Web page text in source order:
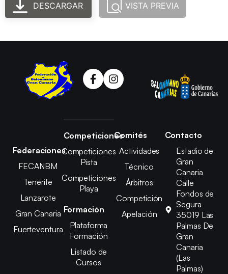
DESCARGAR VISTA PREVIA
Federaciones
FECANBM
Tenerife
Lanzarote
Gran Canaria
Fuerteventura
Competiciones
Competiciones
Pista
Competiciones
Playa
Formación
Plataforma
Formación
Listado de
Cursos
Comités
Actividades
Técnico
Árbitros
Competición
Apelación
Contacto
Estadio de
Gran
Canaria
Calle
Fondos de
Segura
35019 Las
Palmas De
Gran
Canaria
(Las
Palmas)